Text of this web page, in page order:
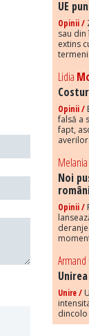
UE
Opinii /
sau din
extins
Lidia
Opinii /
falsă a
fapt,
Melania
Noi
Opinii /
Armand
Unire /